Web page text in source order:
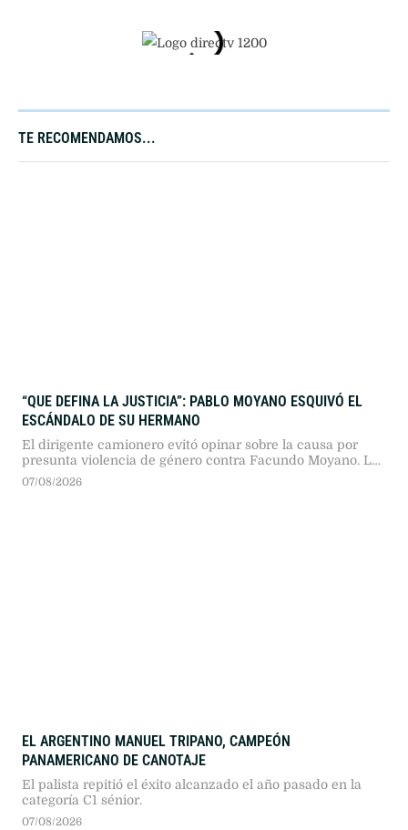
TE RECOMENDAMOS...
“QUE DEFINA LA JUSTICIA”: PABLO MOYANO ESQUIVÓ EL
ESCÁNDALO DE SU HERMANO
El dirigente camionero evitó opinar sobre la causa por
presunta violencia de género contra Facundo Moyano. La
influencer Candela Arizaga desestimó agresiones físicas y
atribuyó lo sucedido a un problema de salud.
07/08/2026
EL ARGENTINO MANUEL TRIPANO, CAMPEÓN
PANAMERICANO DE CANOTAJE
El palista repitió el éxito alcanzado el año pasado en la
categoría C1 sénior.
07/08/2026